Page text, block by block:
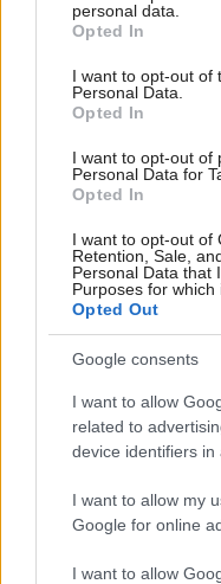
grant or deny consent
use your data for below
consent section.
personal data.
Opted In
I want to opt-out of
Personal Data.
Opted In
I want to opt-out of
Personal Data for
Opted In
I want to opt-out of
Retention, Sale,
Personal Data that
Purposes for which
Opted Out
Google consents
I want to allow
related to
device identifiers in
I want to allow my
Google for online
I want to allow
Massaranduba,
Klady:jediný prírodný
prírodný vzhľad,
Zápory:odolnosť voči
Použitie:Drevené
prírodného pôvodu.
spomínaných
že povrchová úprava
exteriéry 5 rokov,
prírodný vzhľad,
za 2 roky, zvetranie
fasády administratív,
domov, garáži, plotov,